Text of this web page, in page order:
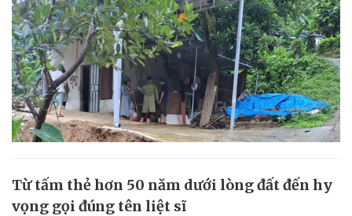
Từ tấm thẻ hơn 50 năm dưới lòng đất đến hy
vọng gọi đúng tên liệt sĩ